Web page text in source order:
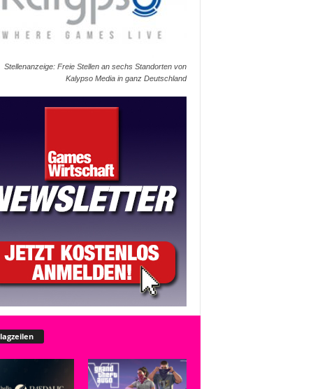
Stellenanzeige: Freie Stellen an sechs Standorten von
Kalypso Media in ganz Deutschland